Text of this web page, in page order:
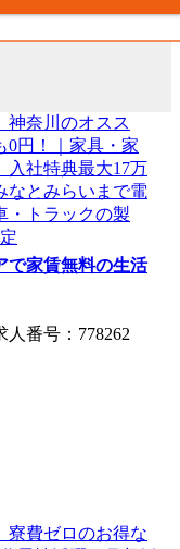
で家賃無料の生活
番号：778262